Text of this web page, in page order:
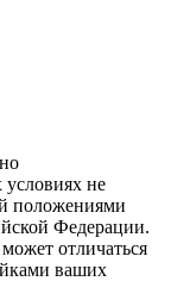
не
положениями
Федерации.
отличаться
ваших